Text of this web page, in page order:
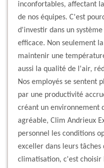
inconfortables, affectant
de nos équipes. C'est
d'investir dans un
efficace. Non seulement
maintenir une
aussi la qualité de l'air,
Nos employés se sentent
par une productivité
créant un environnement
agréable, Clim Andrieux
personnel les conditions
exceller dans leurs
climatisation, c'est